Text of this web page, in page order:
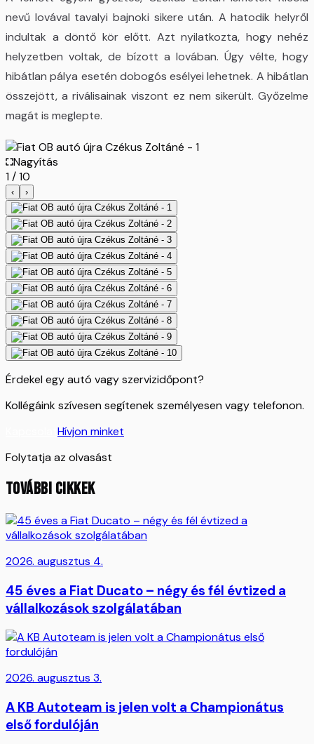
nevű lovával tavalyi bajnoki sikere után. A hatodik helyről
indultak a döntő kör előtt. Azt nyilatkozta, hogy nehéz
helyzetben voltak, de bízott a lovában. Úgy vélte, hogy
hibátlan pálya esetén dobogós esélyei lehetnek. A hibátlan
összejött, a riválisainak viszont ez nem sikerült. Győzelme
magát is meglepte.
Nagyítás
1/10
‹ ›
Érdekel egy autó vagy szervizidőpont?
Kollégáink szívesen segítenek személyesen vagy telefonon.
Hívjon minket
Folytatja az olvasást
TOVÁBBI CIKKEK
2026. augusztus 4.
45 éves a Fiat Ducato – négy és fél évtized a
vállalkozások szolgálatában
2026. augusztus 3.
A KB Autoteam is jelen volt a Championátus
első fordulóján